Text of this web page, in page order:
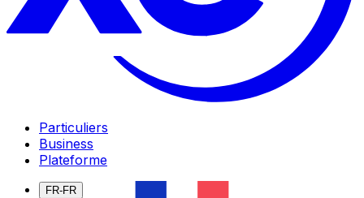
Particuliers
Business
Plateforme
FR-FR